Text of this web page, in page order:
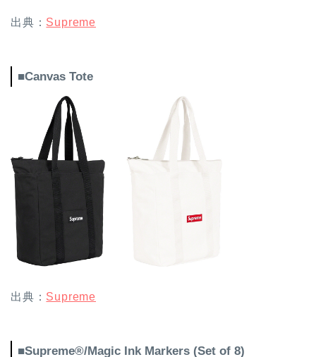
出典： Supreme
■Canvas Tote
出典： Supreme
■Supreme®/Magic Ink Markers (Set of 8)